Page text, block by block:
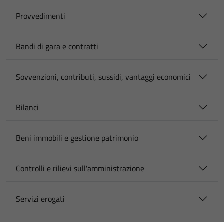
Provvedimenti
Bandi di gara e contratti
Sovvenzioni, contributi, sussidi, vantaggi economici
Bilanci
Beni immobili e gestione patrimonio
Controlli e rilievi sull'amministrazione
Servizi erogati